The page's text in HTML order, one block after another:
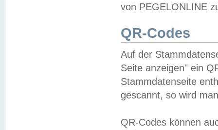
von PEGELONLINE
QR-Codes
Auf der
Seite anzeigen" ein
Stammdatenseite
gescannt, so wird
QR-Codes können